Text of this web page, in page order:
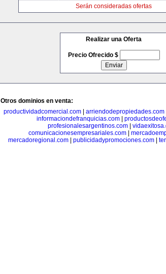
Serán consideradas ofertas
Realizar una Oferta
Precio Ofrecido $
Otros dominios en venta:
productividadcomercial.com
arriendodepropiedades.com
informaciondefranquicias.com
profesionalesargentinos.com|
comunicacionesempresariales.com
mercadoregional.com
publicidadypromociones.com